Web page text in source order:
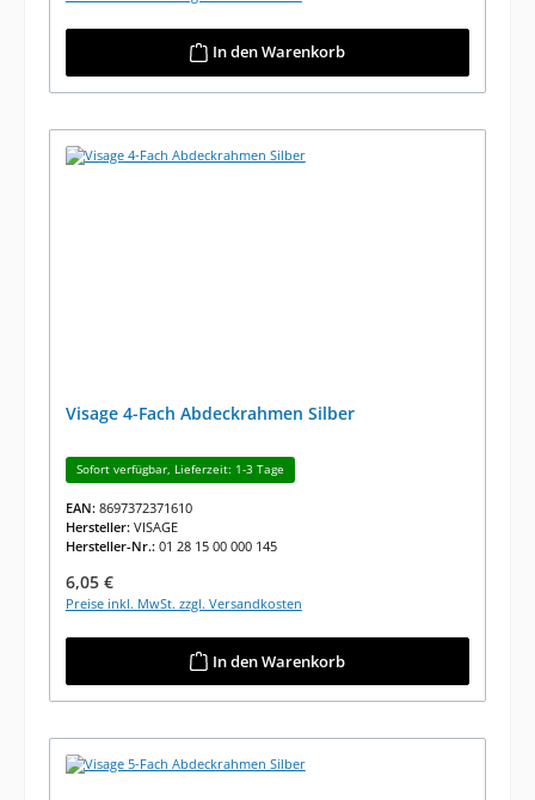
In den Warenkorb
Visage 4-Fach Abdeckrahmen Silber
Sofort verfügbar, Lieferzeit: 1-3 Tage
EAN: 8697372371610
Hersteller: VISAGE
Hersteller-Nr.: 01 28 15 00 000 145
Regulärer Preis:
6,05 €
Preise inkl. MwSt. zzgl. Versandkosten
In den Warenkorb